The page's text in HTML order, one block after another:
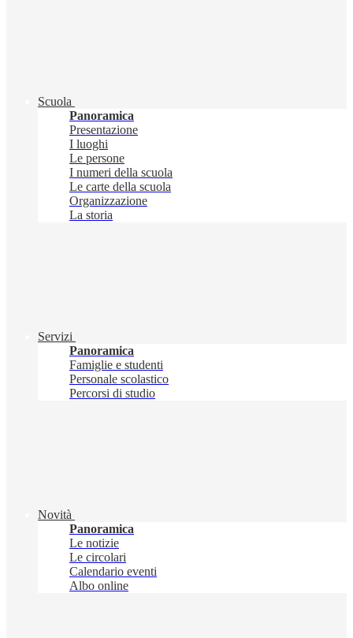
Scuola
Panoramica
Presentazione
I luoghi
Le persone
I numeri della scuola
Le carte della scuola
Organizzazione
La storia
Servizi
Panoramica
Famiglie e studenti
Personale scolastico
Percorsi di studio
Novità
Panoramica
Le notizie
Le circolari
Calendario eventi
Albo online